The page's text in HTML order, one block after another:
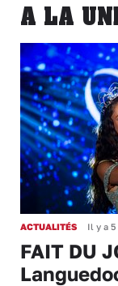
A LA
ACTUALITÉS Il y a 5
FAIT DU